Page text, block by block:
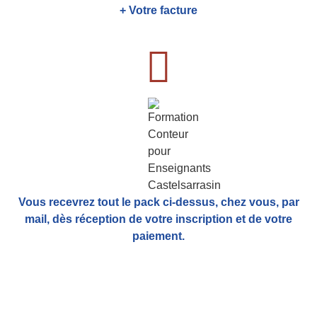
+ Votre facture
Vous recevrez tout le pack ci-dessus, chez vous, par
mail, dès réception de votre inscription et de votre
paiement.